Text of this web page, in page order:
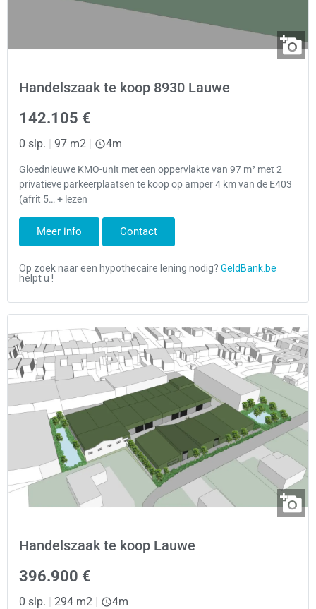
Handelszaak te koop 8930 Lauwe
142.105 €
0 slp. | 97 m2 | 4m
Gloednieuwe KMO-unit met een oppervlakte van 97 m² met 2
privatieve parkeerplaatsen te koop op amper 4 km van de E403
(afrit 5… + lezen
Meer info Contact
Handelszaak te koop Lauwe
396.900 €
0 slp. | 294 m2 | 4m